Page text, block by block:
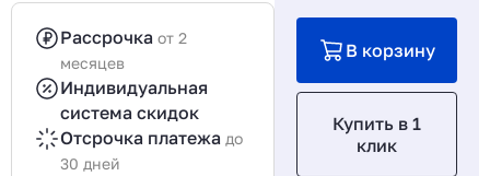
Рассрочка от 2
месяцев
Индивидуальная
система скидок
Отсрочка платежа до
30 дней
В корзину
Купить в 1
клик